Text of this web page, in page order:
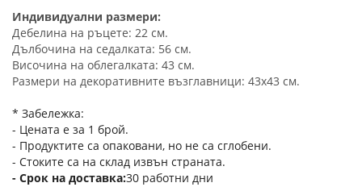
Индивидуални размери:
Дебелина на ръцете: 22 см.
Дълбочина на седалката: 56 см.
Височина на облегалката: 43 см.
Размери на декоративните възглавници: 43x43 см.
* Забележка:
- Цената е за 1 брой.
- Продуктите са опаковани, но не са сглобени.
- Стоките са на склад извън страната.
Срок на доставка 30 работни дни